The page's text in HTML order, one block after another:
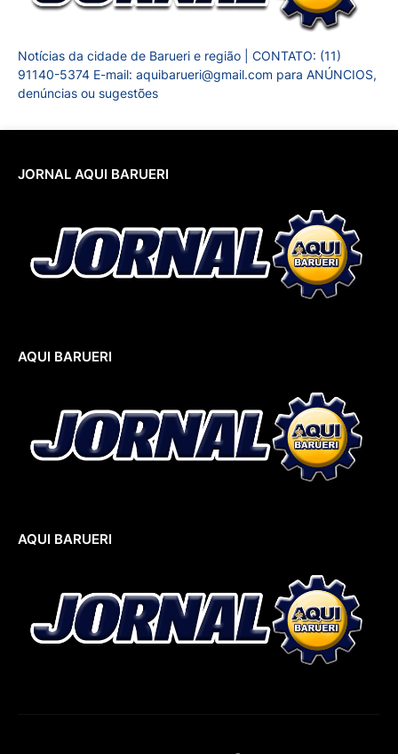
Notícias da cidade de Barueri e região | CONTATO: (11)
91140-5374 E-mail: aquibarueri@gmail.com para ANÚNCIOS,
denúncias ou sugestões
JORNAL AQUI BARUERI
AQUI BARUERI
AQUI BARUERI